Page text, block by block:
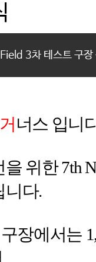
3차 테스트 구장
거 너스 입니
을 위한7th
니다.
장에서는